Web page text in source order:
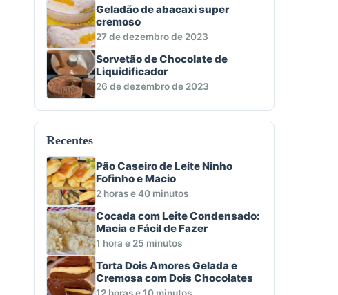
Geladão de abacaxi super
cremoso
27 de dezembro de 2023
Sorvetão de Chocolate de
Liquidificador
26 de dezembro de 2023
Recentes
Pão Caseiro de Leite Ninho
Fofinho e Macio
2 horas e 40 minutos
Cocada com Leite Condensado:
Macia e Fácil de Fazer
1 hora e 25 minutos
Torta Dois Amores Gelada e
Cremosa com Dois Chocolates